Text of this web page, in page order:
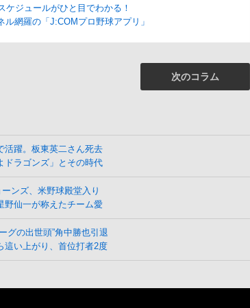
ケジュールがひと目でわかる！
ル網羅の「J:COMプロ野球アプリ」
次のコラム
活躍。板東英二さん死去
ドラゴンズ」とその時代
ンズ、米野球殿堂入り
野仙一が称えたチーム愛
グの出世頭”角中勝也引退
這い上がり、首位打者2度